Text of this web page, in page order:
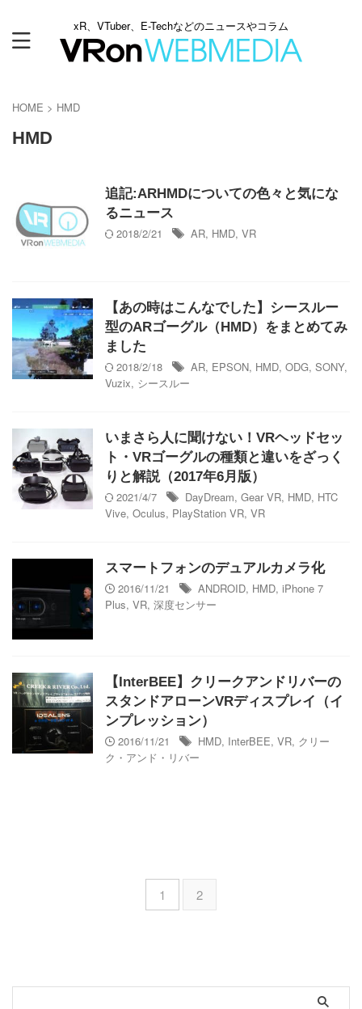
xR、VTuber、E-Techなどのニュースやコラム
HOME > HMD
HMD
追記:ARHMDについての色々と気にな
るニュース
2018/2/21
AR, HMD, VR
【あの時はこんなでした】シースルー
型のARゴーグル（HMD）をまとめてみ
ました
2018/2/18
AR, EPSON, HMD, ODG, SONY,
Vuzix, シースルー
いまさら人に聞けない！VRヘッドセッ
ト・VRゴーグルの種類と違いをざっく
りと解説（2017年6月版）
2021/4/7
DayDream, Gear VR, HMD, HTC
Vive, Oculus, PlayStation VR, VR
スマートフォンのデュアルカメラ化
2016/11/21
ANDROID, HMD, iPhone 7
Plus, VR, 深度センサー
【InterBEE】クリークアンドリバーの
スタンドアローンVRディスプレイ（イ
ンプレッション）
2016/11/21
HMD, InterBEE, VR, クリー
ク・アンド・リバー
1 2